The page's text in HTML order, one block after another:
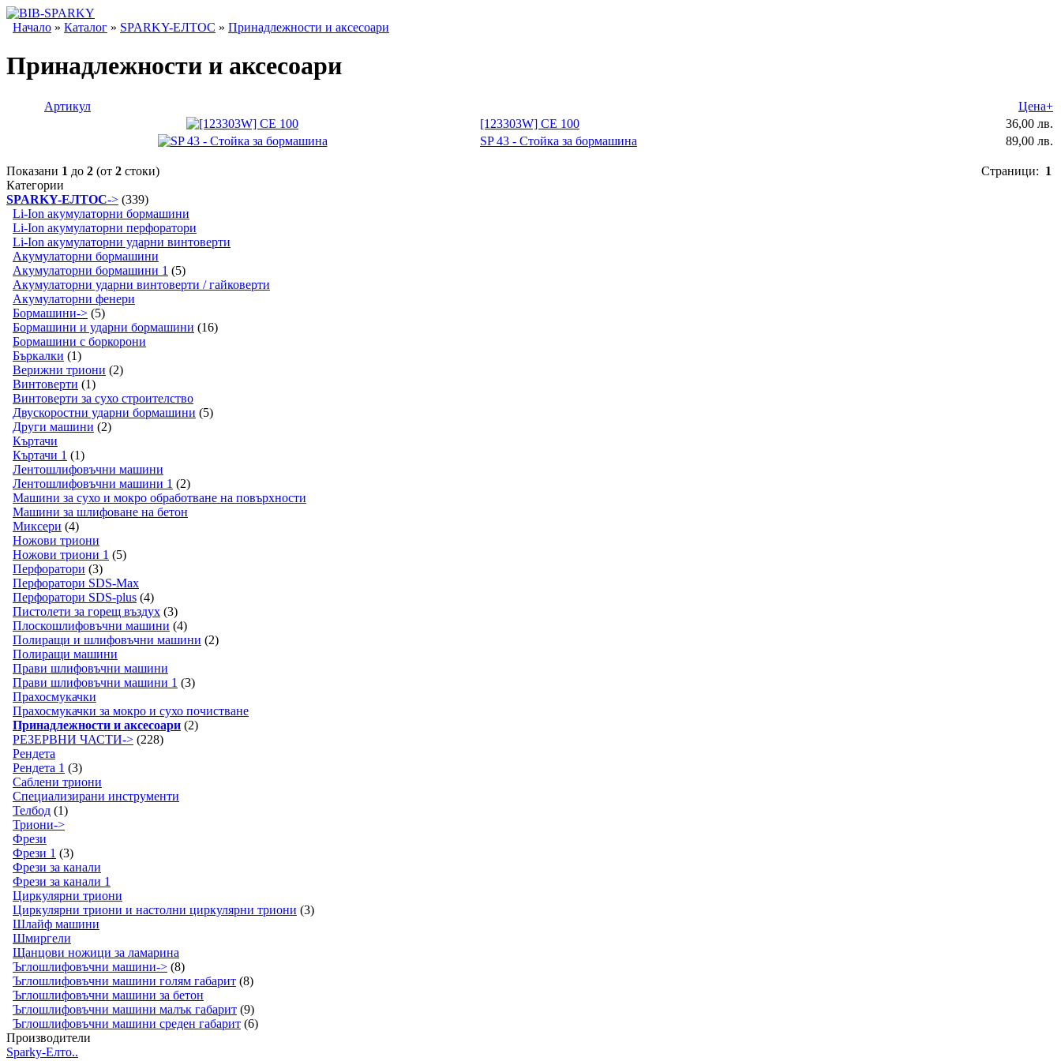
Начало » Каталог » SPARKY-ЕЛТОС » Принадлежности и аксесоари
Принадлежности и аксесоари
Артикул
Цена+
[123303W] CE 100
36,00 лв.
SP 43 - Стойка за бормашина
89,00 лв.
Страници: 1
Показани 1 до 2 (от 2 стоки)
Категории
SPARKY-ЕЛТОС-> (339)
Li-Ion акумулаторни бормашини
Li-Ion акумулаторни перфоратори
Li-Ion акумулаторни ударни винтоверти
Акумулаторни бормашини
Акумулаторни бормашини 1 (5)
Акумулаторни ударни винтоверти / гайковерти
Акумулаторни фенери
Бормашини-> (5)
Бормашини и ударни бормашини (16)
Бормашини с боркорони
Бъркалки (1)
Верижни триони (2)
Винтоверти (1)
Винтоверти за сухо строителство
Двускоростни ударни бормашини (5)
Други машини (2)
Къртачи
Къртачи 1 (1)
Лентошлифовъчни машини
Лентошлифовъчни машини 1 (2)
Машини за сухо и мокро обработване на повърхности
Машини за шлифоване на бетон
Миксери (4)
Ножови триони
Ножови триони 1 (5)
Перфоратори (3)
Перфоратори SDS-Max
Перфоратори SDS-plus (4)
Пистолети за горещ въздух (3)
Плоскошлифовъчни машини (4)
Полиращи и шлифовъчни машини (2)
Полиращи машини
Прави шлифовъчни машини
Прави шлифовъчни машини 1 (3)
Прахосмукачки
Прахосмукачки за мокро и сухо почистване
Принадлежности и аксесоари (2)
РЕЗЕРВНИ ЧАСТИ-> (228)
Рендета
Рендета 1 (3)
Саблени триони
Специализирани инструменти
Телбод (1)
Триони->
Фрези
Фрези 1 (3)
Фрези за канали
Фрези за канали 1
Циркулярни триони
Циркулярни триони и настолни циркулярни триони (3)
Шлайф машини
Шмиргели
Щанцови ножици за ламарина
Ъглошлифовъчни машини-> (8)
Ъглошлифовъчни машини голям габарит (8)
Ъглошлифовъчни машини за бетон
Ъглошлифовъчни машини малък габарит (9)
Ъглошлифовъчни машини среден габарит (6)
Производители
Sparky-Елто..